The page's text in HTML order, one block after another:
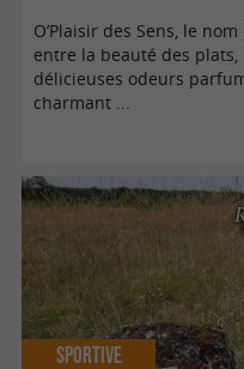
O’Plaisir des Sens, le
entre la beauté des
délicieuses odeurs
charmant ...
Sportive